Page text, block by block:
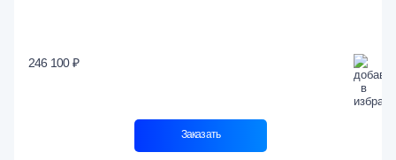
246 100 ₽
Заказать